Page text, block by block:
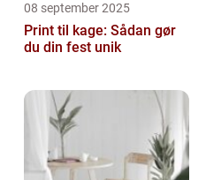
08 september 2025
Print til kage: Sådan gør
du din fest unik